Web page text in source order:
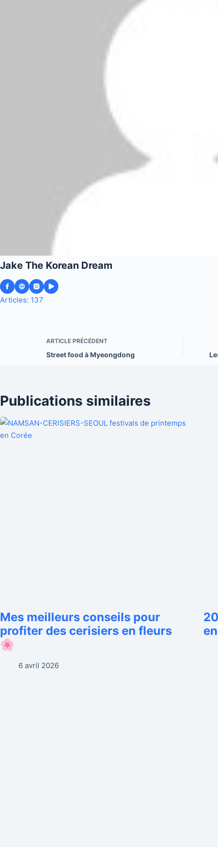
Jake The Korean Dream
Articles: 137
ARTICLE PRÉCÉDENT
Street food à Myeongdong
Publications similaires
Mes meilleurs conseils pour
profiter des cerisiers en fleurs
🌸
6 avril 2026